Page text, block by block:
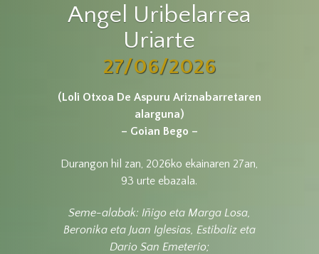
Angel Uribelarrea
Uriarte
27/06/2026
(Loli Otxoa De Aspuru Ariznabarretaren
alarguna)
– Goian Bego –
Durangon hil zan, 2026ko ekainaren 27an,
93 urte ebazala.
Seme-alabak: Iñigo eta Marga Losa,
Beronika eta Juan Iglesias, Estibaliz eta
Dario San Emeterio;